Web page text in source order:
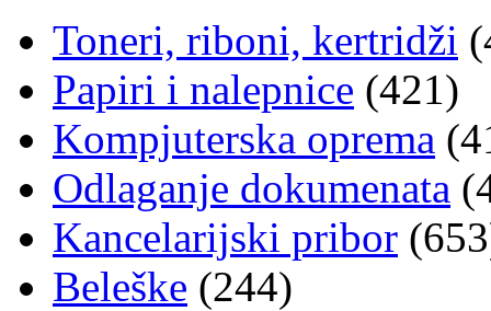
Toneri, riboni, kertridži
Papiri i nalepnice (421)
Kompjuterska oprema
Odlaganje dokumenata
Kancelarijski pribor
Beleške (244)